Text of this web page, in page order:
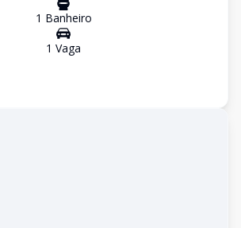
1 Banheiro
1 Vaga